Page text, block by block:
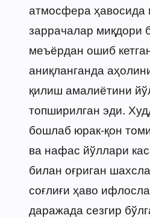
атмосфера ҳавосида
заррачалар миқдори
меъёрдан ошиб
аниқланганда
қилиш амалиётини
топширилган эди.
бошлаб юрак-қон
ва нафас йўллари
билан оғриган
соғлиғи ҳаво
даражада сезгир